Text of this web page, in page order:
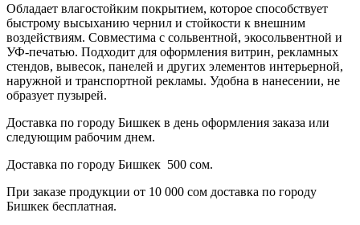
Обладает влагостойким покрытием, которое способствует
быстрому высыханию чернил и стойкости к внешним
воздействиям. Совместима с сольвентной, экосольвентной и
УФ-печатью. Подходит для оформления витрин, рекламных
стендов, вывесок, панелей и других элементов интерьерной,
наружной и транспортной рекламы. Удобна в нанесении, не
образует пузырей.
Доставка по городу Бишкек в день оформления заказа или
следующим рабочим днем.
Доставка по городу Бишкек 500 сом.
При заказе продукции от 10 000 сом доставка по городу
Бишкек бесплатная.